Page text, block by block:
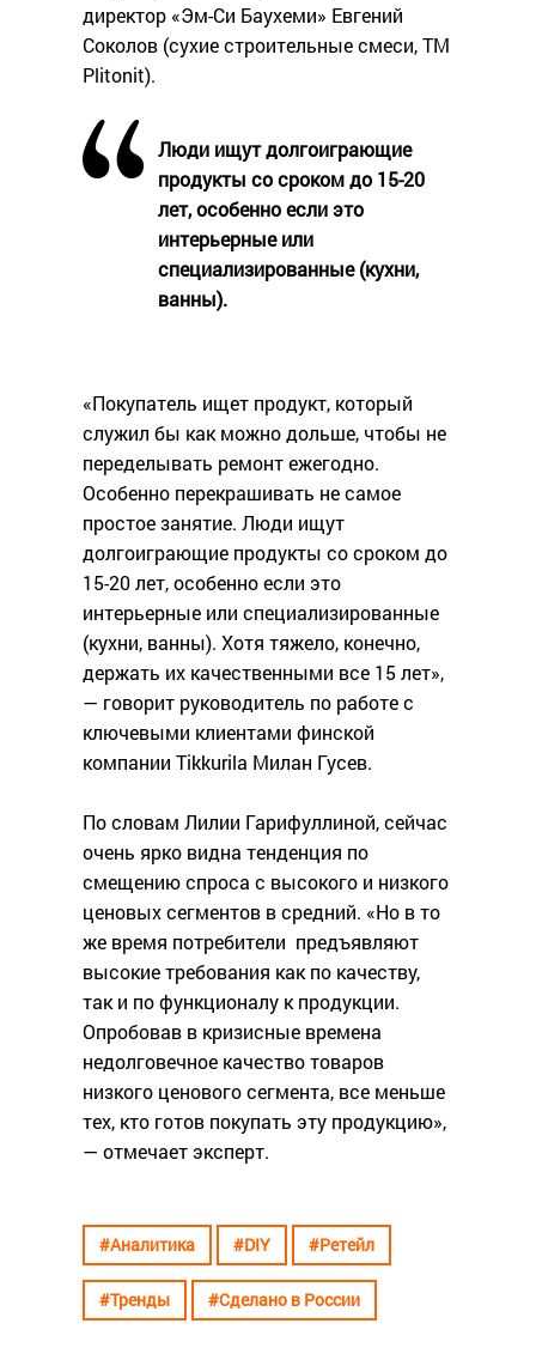
директор «Эм-Си Баухеми» Евгений
Соколов (сухие строительные смеси, ТМ
Plitonit).
Люди ищут долгоиграющие
продукты со сроком до 15-20
лет, особенно если это
интерьерные или
специализированные (кухни,
ванны).
«Покупатель ищет продукт, который
служил бы как можно дольше, чтобы не
переделывать ремонт ежегодно.
Особенно перекрашивать не самое
простое занятие. Люди ищут
долгоиграющие продукты со сроком до
15-20 лет, особенно если это
интерьерные или специализированные
(кухни, ванны). Хотя тяжело, конечно,
держать их качественными все 15 лет»,
— говорит руководитель по работе с
ключевыми клиентами финской
компании Tikkurila Милан Гусев.
По словам Лилии Гарифуллиной, сейчас
очень ярко видна тенденция по
смещению спроса с высокого и низкого
ценовых сегментов в средний. «Но в то
же время потребители предъявляют
высокие требования как по качеству,
так и по функционалу к продукции.
Опробовав в кризисные времена
недолговечное качество товаров
низкого ценового сегмента, все меньше
тех, кто готов покупать эту продукцию»,
— отмечает эксперт.
#Аналитика #DIY #Ретейл
#Тренды #Сделано в России